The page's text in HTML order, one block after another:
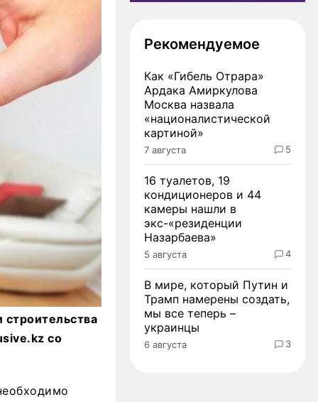
со
Рекомендуемое
Как «Гибель Отрара»
Ардака Амиркулова
Москва назвала
«националистической
картиной»
7 августа 5
16 туалетов, 19
кондиционеров и 44
камеры нашли в
экс-«резиденции
Назарбаева»
5 августа 4
В мире, который Путин и
Трамп намерены создать,
мы все теперь –
украинцы
6 августа 3